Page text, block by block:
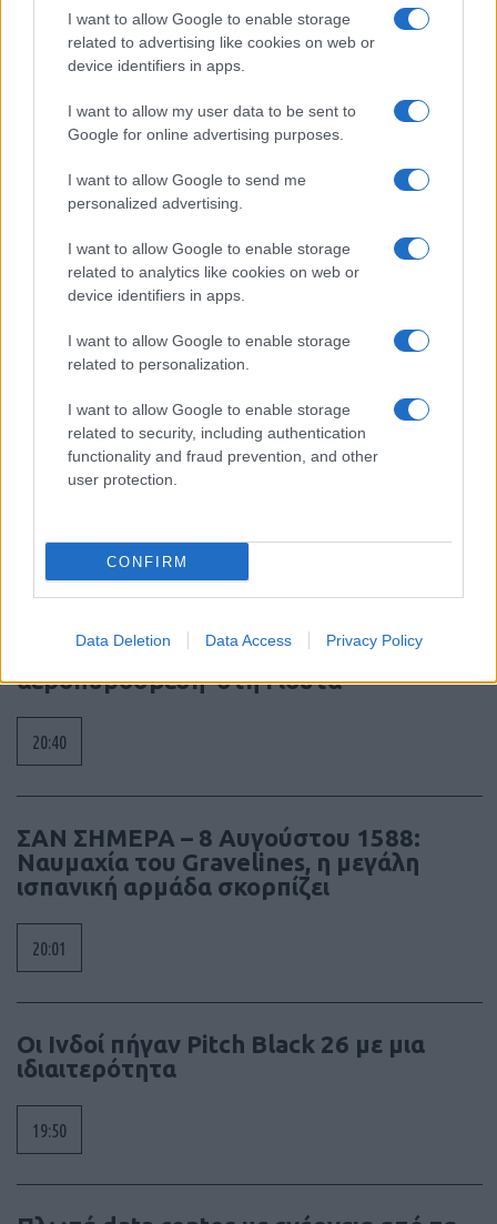
I want to allow Google to enable storage
related to advertising like cookies on web or
device identifiers in apps.
I want to allow my user data to be sent to
Google for online advertising purposes.
I want to allow Google to send me
personalized advertising.
I want to allow Google to enable storage
related to analytics like cookies on web or
device identifiers in apps.
I want to allow Google to enable storage
related to personalization.
I want to allow Google to enable storage
related to security, including authentication
functionality and fraud prevention, and other
user protection.
CONFIRM
Data Deletion Data Access Privacy Policy
Ροή Ειδήσεων
Η Χαμάς δηλώνει εκ νέου έτοιμη να
εφαρμόσει το σχέδιο των ΗΠΑ για τη
Συντριβή Sikorsky CH-54A Tarhe σε
αεροπυρόσβεση στη Γιούτα
20:40
ΣΑΝ ΣΗΜΕΡΑ – 8 Αυγούστου 1588:
Ναυμαχία του Gravelines, η μεγάλη
ισπανική αρμάδα σκορπίζει
20:01
Οι Ινδοί πήγαν Pitch Black 26 με μια
ιδιαιτερότητα
19:50
κατάφερε στα 20 του. Για να μπορέσει η Ελλάδα να υλοποιήσει
αυτά τα μεγάλα σχέδια και τις φιλοδοξίες της, ο μέσος όρος
ηλικίας θα έπρεπε ίσως να είναι πιο κοντά στα 32 παρά στα 48.
Reply